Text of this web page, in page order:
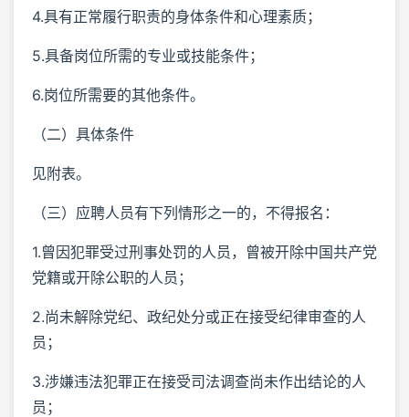
4.具有正常履行职责的身体条件和心理素质；
5.具备岗位所需的专业或技能条件；
6.岗位所需要的其他条件。
（二）具体条件
见附表。
（三）应聘人员有下列情形之一的，不得报名：
1.曾因犯罪受过刑事处罚的人员，曾被开除中国共产党
党籍或开除公职的人员；
2.尚未解除党纪、政纪处分或正在接受纪律审查的人
员；
3.涉嫌违法犯罪正在接受司法调查尚未作出结论的人
员；